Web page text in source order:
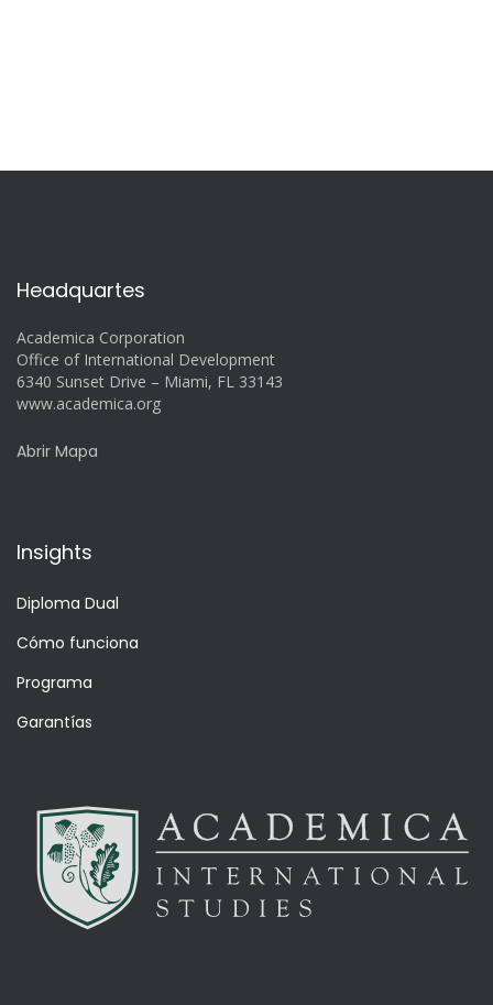
Headquartes
Academica Corporation
Office of International Development
6340 Sunset Drive – Miami, FL 33143
www.academica.org
Abrir Mapa
Insights
Diploma Dual
Cómo funciona
Programa
Garantías